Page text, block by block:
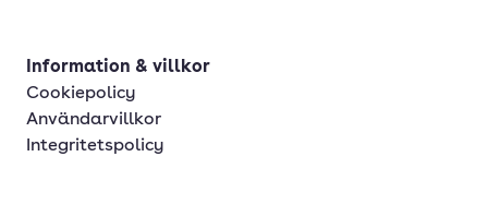
Information & villkor
Cookiepolicy
Användarvillkor
Integritetspolicy